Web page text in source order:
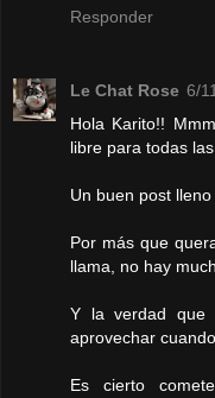
Responder
Le Chat Rose 6/
Hola Karito!!
libre para todas
Un buen post
Por más que
llama, no hay
Y la verdad que
aprovechar
Es cierto